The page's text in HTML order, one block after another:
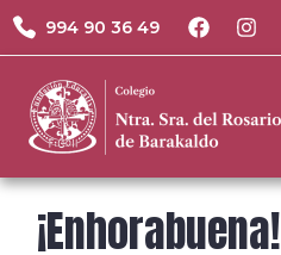
994 90 36 49
¡Enhorabuena!